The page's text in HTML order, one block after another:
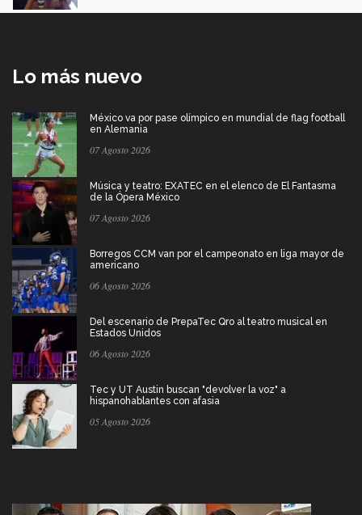
Lo más nuevo
México va por pase olímpico en mundial de flag football
en Alemania
07 Agosto 2026
Música y teatro: EXATEC en el elenco de El Fantasma
de la Ópera México
07 Agosto 2026
Borregos CCM van por el campeonato en liga mayor de
americano
06 Agosto 2026
Del escenario de PrepaTec Qro al teatro musical en
Estados Unidos
06 Agosto 2026
Tec y UT Austin buscan "devolver la voz" a
hispanohablantes con afasia
05 Agosto 2026